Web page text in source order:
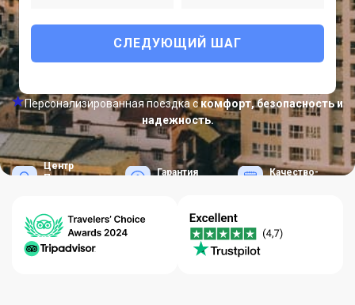
СЛЕДУЮЩИЙ ШАГ
Персонализированная поездка с комфорт, безопасность и
надежность.
Центр
Помощи
Гарантия
Качество-